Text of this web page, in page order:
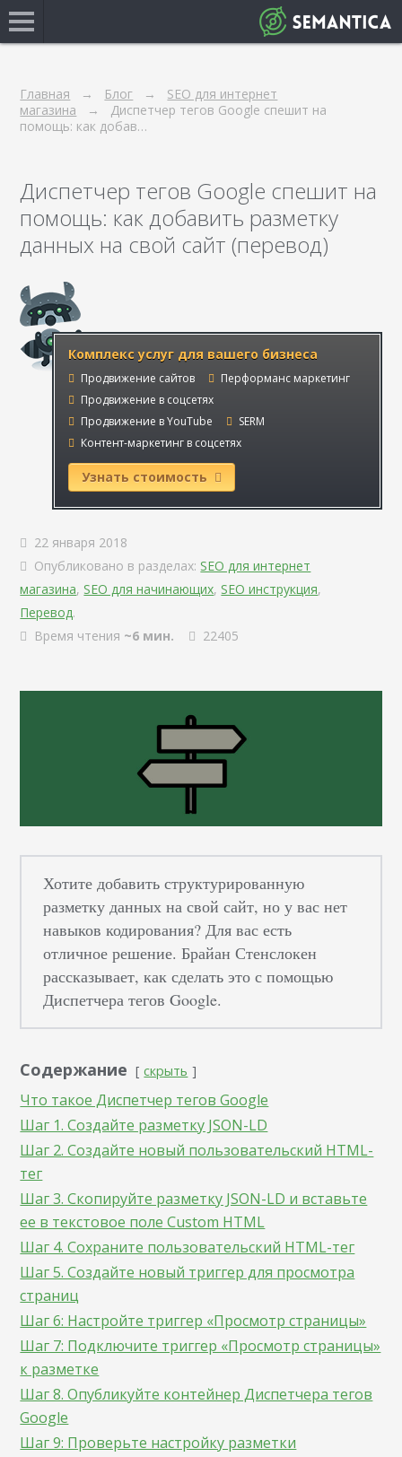
Главная Блог
SEO для интернет
магазина
Диспетчер тегов Google спешит на
помощь: как добав…
Диспетчер тегов Google спешит на
помощь: как добавить разметку
данных на свой сайт (перевод)
Комплекс услуг для вашего бизнеса
Продвижение сайтов
Перформанс маркетинг
Продвижение в соцсетях
Продвижение в YouTube
SERM
Контент-маркетинг в соцсетях
Узнать стоимость
22 января 2018
Опубликовано в разделах: SEO для интернет
магазина, SEO для начинающих, SEO инструкция,
Перевод.
Время чтения ~6 мин. 22405
Хотите добавить структурированную
разметку данных на свой сайт, но у вас нет
навыков кодирования? Для вас есть
отличное решение. Брайан Стенслокен
рассказывает, как сделать это с помощью
Диспетчера тегов Google.
Содержание скрыть
Что такое Диспетчер тегов Google
Шаг 1. Создайте разметку JSON-LD
Шаг 2. Создайте новый пользовательский HTML-
тег
Шаг 3. Скопируйте разметку JSON-LD и вставьте
ее в текстовое поле Custom HTML
Шаг 4. Сохраните пользовательский HTML-тег
Шаг 5. Создайте новый триггер для просмотра
страниц
Шаг 6: Настройте триггер «Просмотр страницы»
Шаг 7: Подключите триггер «Просмотр страницы»
к разметке
Шаг 8. Опубликуйте контейнер Диспетчера тегов
Google
Шаг 9: Проверьте настройку разметки